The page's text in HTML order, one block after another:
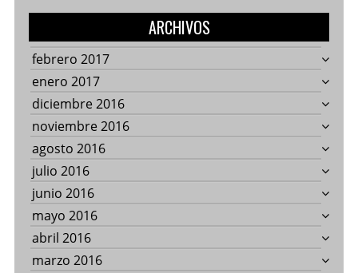
ARCHIVOS
febrero 2017
enero 2017
diciembre 2016
noviembre 2016
agosto 2016
julio 2016
junio 2016
mayo 2016
abril 2016
marzo 2016